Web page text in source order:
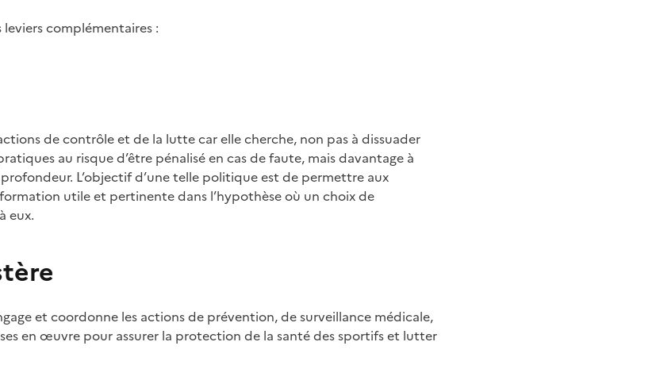
complémentaires :
de contrôle et de la lutte car elle cherche, non pas à dissuader
au risque d’être pénalisé en cas de faute, mais davantage à
L’objectif d’une telle politique est de permettre aux
utile et pertinente dans l’hypothèse où un choix de
eux.
et coordonne les actions de prévention, de surveillance médicale,
en œuvre pour assurer la protection de la santé des sportifs et lutter